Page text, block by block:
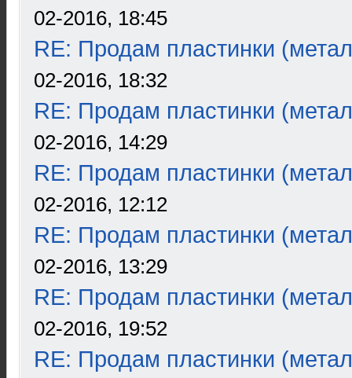
02-2016, 18:45
RE: Продам пластинки
02-2016, 18:32
RE: Продам пластинки
02-2016, 14:29
RE: Продам пластинки
02-2016, 12:12
RE: Продам пластинки
02-2016, 13:29
RE: Продам пластинки
02-2016, 19:52
RE: Продам пластинки